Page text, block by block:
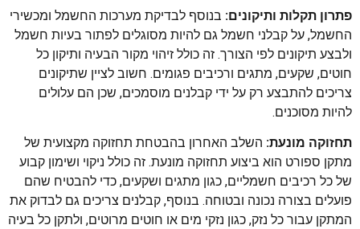
פתרון תקלות ותיקונים: בנוסף לבדיקת מערכות החשמל ומכשירי
החשמל, על קבלני חשמל גם להיות מסוגלים לפתור בעיות חשמל
ולבצע תיקונים לפי הצורך. זה כולל זיהוי מקור הבעיה ותיקון כל
חוטים, שקעים, מתגים ורכיבים פגומים. חשוב לציין שתיקונים
צריכים להתבצע רק על ידי קבלנים מוסמכים, שכן הם עלולים
להיות מסוכנים.
תחזוקה מונעת: השלב האחרון בהבטחת תחזוקה מקצועית של
מתקן ספורט הוא ביצוע תחזוקה מונעת. זה כולל ניקוי ושימון קבוע
של כל רכיבים חשמליים, כגון מתגים ושקעים, כדי להבטיח שהם
פועלים בצורה נכונה ובטוחה. בנוסף, קבלנים צריכים גם לבדוק את
המתקן עבור כל נזק, כגון נזקי מים או חוטים מרוטים, ולתקן כל בעיה